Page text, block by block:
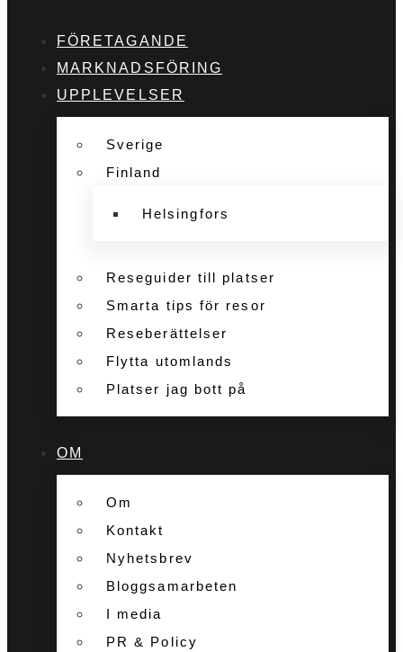
FÖRETAGANDE
MARKNADSFÖRING
UPPLEVELSER
Sverige
Finland
Helsingfors
Reseguider till platser
Smarta tips för resor
Reseberättelser
Flytta utomlands
Platser jag bott på
OM
Om
Kontakt
Nyhetsbrev
Bloggsamarbeten
I media
PR & Policy